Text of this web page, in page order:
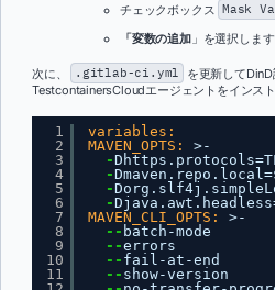
チェックボックス Mask
「変数の追加」を選択します
次に、 .gitlab-ci.yml
を更新して
TestcontainersCloudエージェントをインスト
1
2
3
4
5
6
7
8
9
10
11
variables:
MAVEN_OPTS:
>-
-
-
-
-
MAVEN_CLI_OPTS:
>-
-- batch-mode
--errors
-- fail-at-end
-- show-version